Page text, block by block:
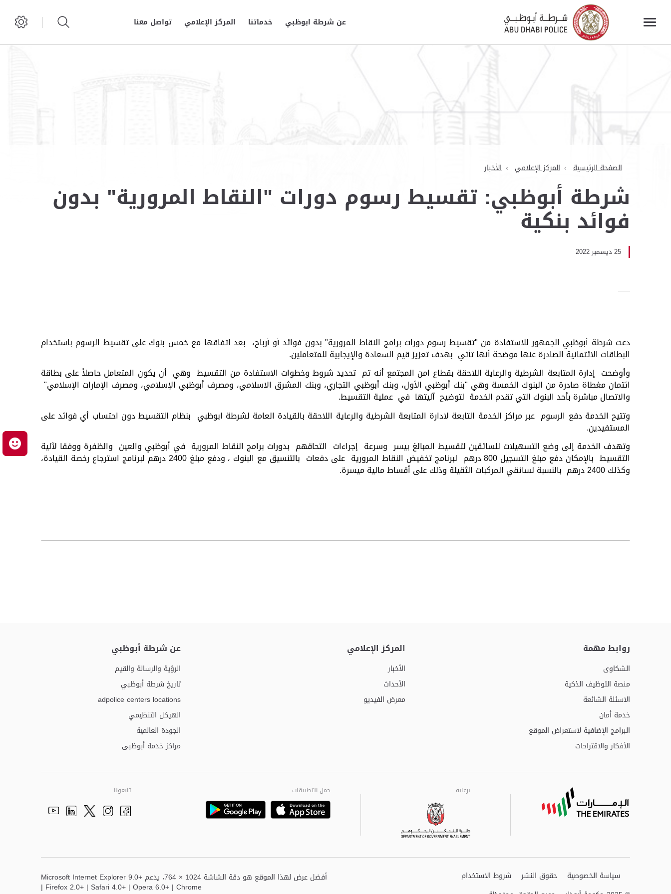
عن شرطة ابوظبي خدماتنا المركز الإعلامي تواصل معنا
الصفحة الرئيسية المركز الإعلامي الأخبار
شرطة أبوظبي: تقسيط رسوم دورات "النقاط المرورية" بدون
فوائد بنكية
25 ديسمبر 2022
دعت شرطة أبوظبي الجمهور للاستفادة من "تقسيط رسوم دورات برامج النقاط المرورية" بدون فوائد أو أرباح، بعد اتفاقها مع خمس بنوك على تقسيط الرسوم باستخدام
البطاقات الائتمانية الصادرة عنها موضحة أنها تأتي بهدف تعزيز قيم السعادة والإيجابية للمتعاملين.
وأوضحت إدارة المتابعة الشرطية والرعاية اللاحقة بقطاع امن المجتمع أنه تم تحديد شروط وخطوات الاستفادة من التقسيط وهي أن يكون المتعامل حاصلاً على بطاقة
ائتمان مغطاة صادرة من البنوك الخمسة وهي "بنك أبوظبي الأول، وبنك أبوظبي التجاري، وبنك المشرق الاسلامي، ومصرف أبوظبي الإسلامي، ومصرف الإمارات الإسلامي"
والاتصال مباشرة بأحد البنوك التي تقدم الخدمة لتوضيح آليتها في عملية التقسيط.
وتتيح الخدمة دفع الرسوم عبر مراكز الخدمة التابعة لادارة المتابعة الشرطية والرعاية اللاحقة بالقيادة العامة لشرطة ابوظبي بنظام التقسيط دون احتساب أي فوائد على
المستفيدين.
وتهدف الخدمة إلى وضع التسهيلات للسائقين لتقسيط المبالغ بيسر وسرعة إجراءات التحاقهم بدورات برامج النقاط المرورية في أبوظبي والعين والظفرة ووفقا لآلية
التقسيط بالإمكان دفع مبلغ التسجيل 800 درهم لبرنامج تخفيض النقاط المرورية على دفعات بالتنسيق مع البنوك ، ودفع مبلغ 2400 درهم لبرنامج استرجاع رخصة القيادة،
وكذلك 2400 درهم بالنسبة لسائقي المركبات الثقيلة وذلك على أقساط مالية ميسرة.
روابط مهمة
الشكاوى
منصة التوظيف الذكية
الاسئلة الشائعة
خدمة أمان
البرامج الإضافية لاستعراض الموقع
الأفكار والاقتراحات
المركز الإعلامي
الأخبار
الأحداث
معرض الفيديو
عن شرطة أبوظبي
الرؤية والرسالة والقيم
تاريخ شرطة أبوظبي
adpolice centers locations
الهيكل التنظيمي
الجودة العالمية
مراكز خدمة أبوظبى
تابعونا
Facebook
Instagram
Twitter
Linkedin
Youtube
حمل التطبيقات
Google
Playstore
برعاية
برعاية
أفضل عرض لهذا الموقع هو دقة الشاشة 1024 × 764، يدعم Microsoft Internet Explorer 9.0+
| Firefox 2.0+ | Safari 4.0+ | Opera 6.0+ | Chrome
سياسة الخصوصية حقوق النشر
شروط الاستخدام